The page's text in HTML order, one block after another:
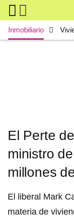
Skip to main content
Main navigation
Inmobiliario
El Perte
ministro
millones
El liberal Mark
materia de